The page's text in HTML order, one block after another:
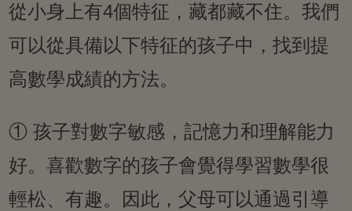
從小身上有4個特征，藏都藏不住。我們
可以從具備以下特征的孩子中，找到提
高數學成績的方法。
① 孩子對數字敏感，記憶力和理解能力
好。喜歡數字的孩子會覺得學習數學很
輕松、有趣。因此，父母可以通過引導